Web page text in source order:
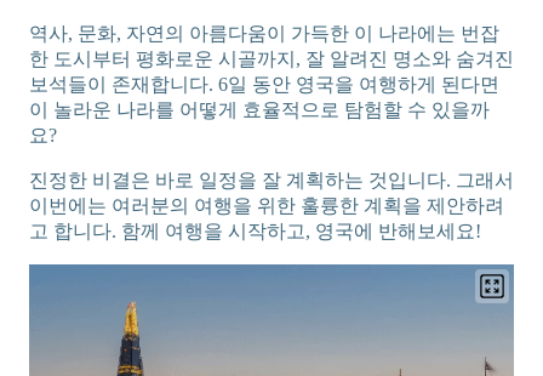
역사, 문화, 자연의 아름다움이 가득한 이 나라에는 번잡
한 도시부터 평화로운 시골까지, 잘 알려진 명소와 숨겨진
보석들이 존재합니다. 6일 동안 영국을 여행하게 된다면
이 놀라운 나라를 어떻게 효율적으로 탐험할 수 있을까
요?
진정한 비결은 바로 일정을 잘 계획하는 것입니다. 그래서
이번에는 여러분의 여행을 위한 훌륭한 계획을 제안하려
고 합니다. 함께 여행을 시작하고, 영국에 반해보세요!